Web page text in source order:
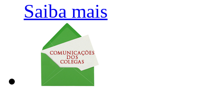
Saiba mais